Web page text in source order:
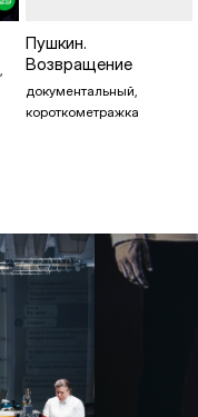
Пушкин.
Возвращение
документальный,
короткометражка